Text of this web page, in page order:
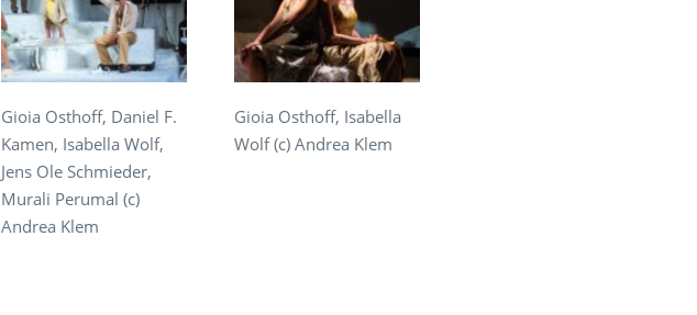
Gioia Osthoff, Daniel F.
Kamen, Isabella Wolf,
Jens Ole Schmieder,
Murali Perumal (c)
Andrea Klem
Gioia Osthoff, Isabella
Wolf (c) Andrea Klem